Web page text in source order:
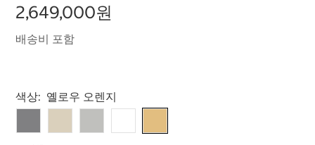
2,649,000원
배송비 포함
Select product
색상: 옐로우 오렌지